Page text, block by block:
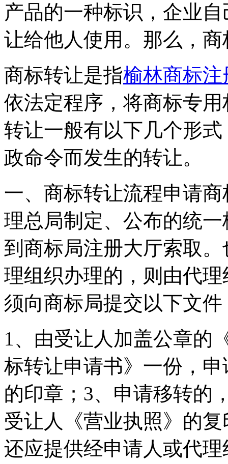
产品的一种标识，企业
让给他人使用。那么，
商标转让是指榆林商标注
依法定程序，将商标专
转让一般有以下几个形
政命令而发生的转让。
一、商标转让流程申请
理总局制定、公布的统
到商标局注册大厅索取
理组织办理的，则由代
须向商标局提交以下文件
1、由受让人加盖公章的
标转让申请书》一份，
的印章；3、申请移转的
受让人《营业执照》的
还应提供经申请人或代